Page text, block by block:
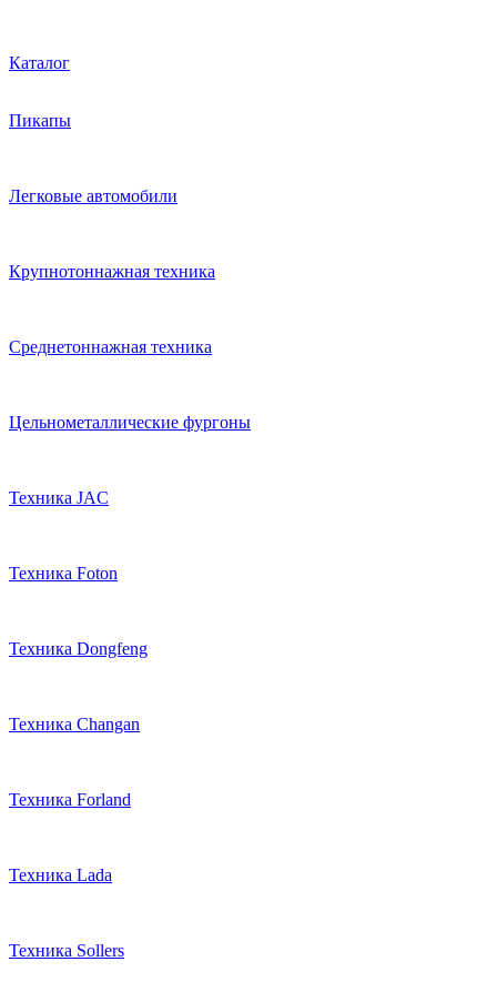
Каталог
Пикапы
Легковые автомобили
Крупнотоннажная техника
Среднетоннажная техника
Цельнометаллические фургоны
Техника JAC
Техника Foton
Техника Dongfeng
Техника Changan
Техника Forland
Техника Lada
Техника Sollers